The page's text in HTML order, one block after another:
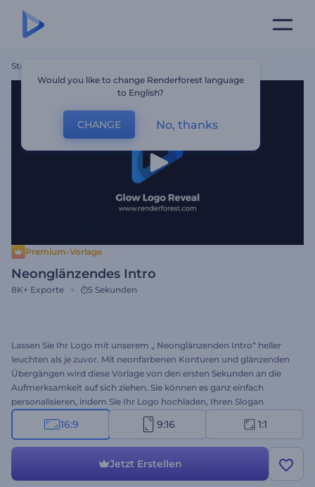
Startseite
Premium-Vorlage
Neonglänzendes Intro
8K+ Exporte 5 Sekunden
Lassen Sie Ihr Logo mit unserem „ Neonglänzenden Intro“ heller
leuchten als je zuvor. Mit neonfarbenen Konturen und glänzenden
Übergängen wird diese Vorlage von den ersten Sekunden an die
Aufmerksamkeit auf sich ziehen. Sie können es ganz einfach
personalisieren, indem Sie Ihr Logo hochladen, Ihren Slogan
eingeben und einen Musiktitel für den Hintergrund auswählen. Sie
eignet sich perfekt für die Einführung eines neuen Produkts, die
Präsentation und vieles mehr. Erstellen Sie jetzt und wecken Sie von
16:9 9:16 1:1
Jetzt Erstellen
Would you like to change Renderforest language
to English?
CHANGE No, thanks